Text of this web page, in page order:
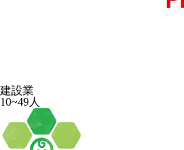
建設業
10~49人